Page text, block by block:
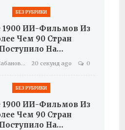
БЕЗ РУБРИКИ
ИИ-Фильмов Из
Чем 90 Стран
Поступило На…
Шолпан Сабанова 20 секунд ago 0
БЕЗ РУБРИКИ
ИИ-Фильмов Из
Чем 90 Стран
Поступило На…